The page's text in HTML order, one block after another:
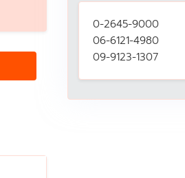
0-2645-9000
06-6121-4980
09-9123-1307